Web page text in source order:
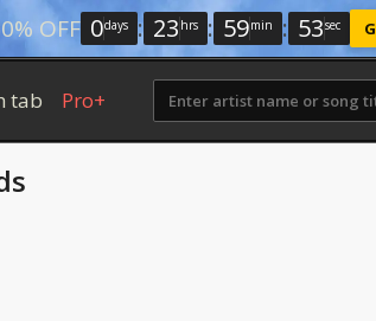
OFF 0days : 23 hrs : 59min : 52sec
tab Pro+